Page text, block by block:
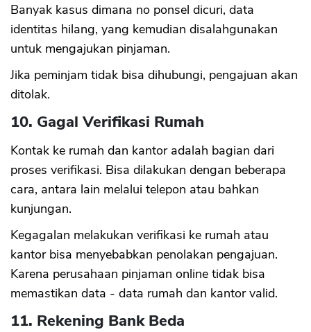
Banyak kasus dimana no ponsel dicuri, data
identitas hilang, yang kemudian disalahgunakan
untuk mengajukan pinjaman.
Jika peminjam tidak bisa dihubungi, pengajuan akan
ditolak.
10. Gagal Verifikasi Rumah
Kontak ke rumah dan kantor adalah bagian dari
proses verifikasi. Bisa dilakukan dengan beberapa
cara, antara lain melalui telepon atau bahkan
kunjungan.
Kegagalan melakukan verifikasi ke rumah atau
kantor bisa menyebabkan penolakan pengajuan.
Karena perusahaan pinjaman online tidak bisa
memastikan data - data rumah dan kantor valid.
11. Rekening Bank Beda